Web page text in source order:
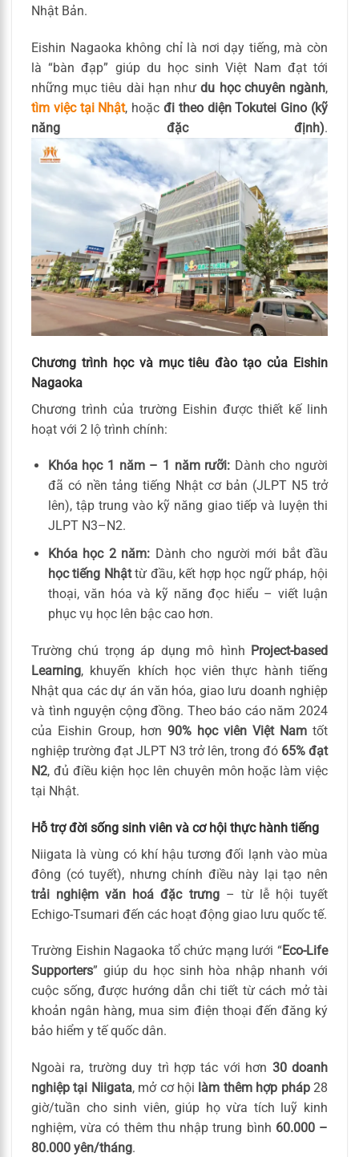
Nhật Bản.
Eishin Nagaoka không chỉ là nơi dạy tiếng, mà còn
là “bàn đạp” giúp du học sinh Việt Nam đạt tới
những mục tiêu dài hạn nhưdu học chuyên ngành,
tìm việc tại Nhật, hoặcđi theo diện Tokutei Gino (kỹ
năng đặc định).
Chương trình học và mục tiêu đào tạo của Eishin
Nagaoka
Chương trình của trường Eishin được thiết kế linh
hoạt với 2 lộ trình chính:
Khóa học 1 năm – 1 năm rưỡi: Dành cho người
đã có nền tảng tiếng Nhật cơ bản (JLPT N5 trở
lên), tập trung vào kỹ năng giao tiếp và luyện thi
JLPT N3–N2.
Khóa học 2 năm: Dành cho người mới bắt đầu
học tiếng Nhậttừ đầu, kết hợp học ngữ pháp, hội
thoại, văn hóa và kỹ năng đọc hiểu – viết luận
phục vụ học lên bậc cao hơn.
Trường chú trọng áp dụng mô hình Project-based
Learning, khuyến khích học viên thực hành tiếng
Nhật qua các dự án văn hóa, giao lưu doanh nghiệp
và tình nguyện cộng đồng. Theo báo cáo năm 2024
của Eishin Group, hơn 90% học viên Việt Nam tốt
nghiệp trường đạt JLPT N3 trở lên, trong đó 65% đạt
N2, đủ điều kiện học lên chuyên môn hoặc làm việc
tại Nhật.
Hỗ trợ đời sống sinh viên và cơ hội thực hành tiếng
Niigata là vùng có khí hậu tương đối lạnh vào mùa
đông (có tuyết), nhưng chính điều này lại tạo nên
trải nghiệm văn hoá đặc trưng– từ lễ hội tuyết
Echigo-Tsumari đến các hoạt động giao lưu quốc tế.
Trường Eishin Nagaoka tổ chức mạng lưới “Eco-Life
Supporters” giúp du học sinh hòa nhập nhanh với
cuộc sống, được hướng dẫn chi tiết từ cách mở tài
khoản ngân hàng, mua sim điện thoại đến đăng ký
bảo hiểm y tế quốc dân.
Ngoài ra, trường duy trì hợp tác với hơn 30 doanh
nghiệp tại Niigata, mở cơ hội làm thêm hợp pháp28
giờ/tuần cho sinh viên, giúp họ vừa tích luỹ kinh
nghiệm, vừa có thêm thu nhập trung bình 60.000 –
80.000 yên/tháng.